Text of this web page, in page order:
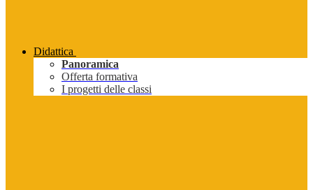
Didattica
Panoramica
Offerta formativa
I progetti delle classi